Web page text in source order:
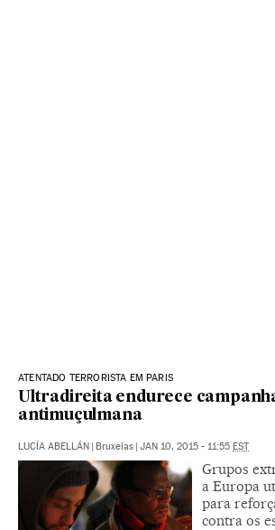
ATENTADO TERRORISTA EM PARIS
Ultradireita endurece
antimuçulmana
LUCÍA ABELLÁN | Bruxelas | JAN 10, 2015 - 11:55 EST
Grupos
a Europa
para
contra os